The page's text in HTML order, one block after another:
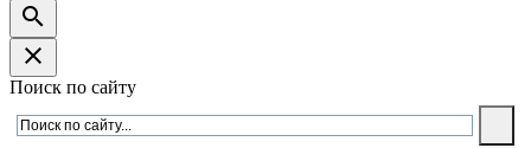
search
close
Поиск по сайту